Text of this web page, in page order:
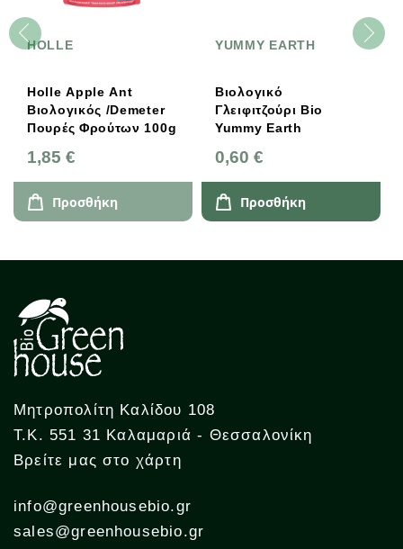
HOLLE
Holle Apple Ant
Βιολογικός /Demeter
Πουρές Φρούτων 100g
1,85 €
Προσθήκη
YUMMY EARTH
Βιολογικό
Γλειφιτζούρι Βio
Yummy Earth
0,60 €
Προσθήκη
Μητροπολίτη Καλίδου 108
Τ.Κ. 551 31 Καλαμαριά - Θεσσαλονίκη
Βρείτε μας στο χάρτη
info@greenhousebio.gr
sales@greenhousebio.gr